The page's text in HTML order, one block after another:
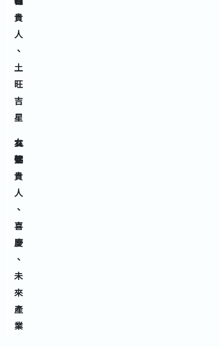
貴
人
、
土
旺
吉
星
九
紫
右
弼
女
性
貴
人
、
喜
慶
、
未
來
產
業